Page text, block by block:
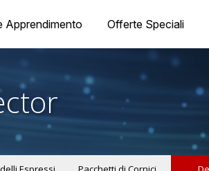
Apprendimento Offerte Speciali